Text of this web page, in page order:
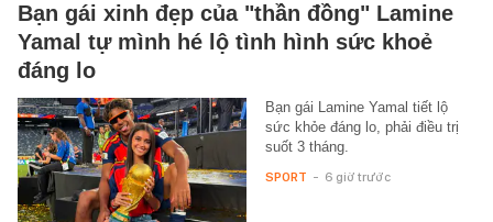
Bạn gái xinh đẹp của "thần đồng" Lamine
Yamal tự mình hé lộ tình hình sức khoẻ
đáng lo
Bạn gái Lamine Yamal tiết lộ
sức khỏe đáng lo, phải điều trị
suốt 3 tháng.
SPORT - 6 giờ trước